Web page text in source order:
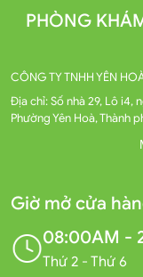
PHÒNG
CÔNG TY TNHH YÊN
Địa chỉ: Số nhà 29, Lô i4,
Phường Yên Hoà, Thành
Giờ mở cửa
08:00AM -
Thứ 2 - Thứ 6